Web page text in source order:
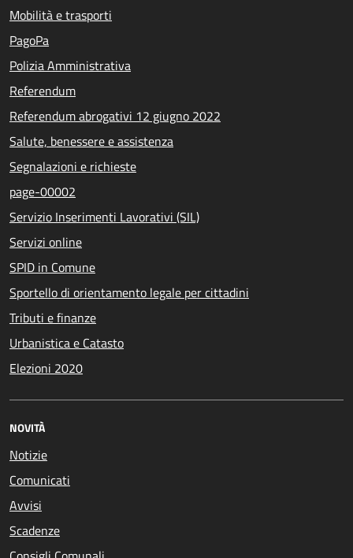
Mobilità e trasporti
PagoPa
Polizia Amministrativa
Referendum
Referendum abrogativi 12 giugno 2022
Salute, benessere e assistenza
Segnalazioni e richieste
page-00002
Servizio Inserimenti Lavorativi (SIL)
Servizi online
SPID in Comune
Sportello di orientamento legale per cittadini
Tributi e finanze
Urbanistica e Catasto
Elezioni 2020
NOVITÀ
Notizie
Comunicati
Avvisi
Scadenze